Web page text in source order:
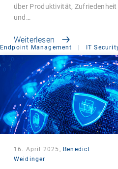
über Produktivität, Zufriedenheit
und…
Weiterlesen
Endpoint Management | IT
16. April 2025, Benedict
Weidinger